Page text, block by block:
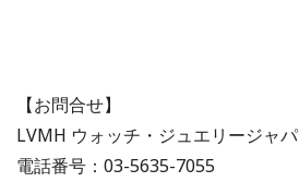
【お問合せ】
LVMH ウォッチ・ジュエリージ
電話番号：03-5635-7055